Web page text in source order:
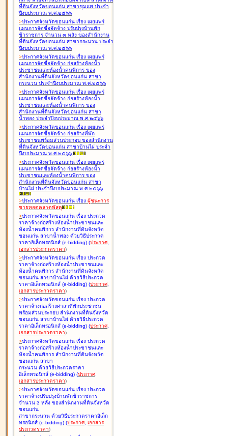
ที่ดินจังหวัดขอนแก่น สาขาชุมแพ ประจำ
ปีงบประมาณ พ.ศ.๒๕๖๖
>ประกาศจังหวัดขอนแก่น เรื่อง เผยแพร่
แผนการจัดซื้อจัดจ้าง ปรับปรุงบ้านพัก
ข้าราชการ จำนวน ๓ หลัง ของสำนักงาน
ที่ดินจังหวัดขอนแก่น สาขากระนวน ประจำ
ปีงบประมาณ พ.ศ.๒๕๖๖
>ประกาศจังหวัดขอนแก่น เรื่อง เผยแพร่
แผนการจัดซื้อจัดจ้าง ก่อสร้างห้องน้ำ
ประชาชนและห้องน้ำคนพิการ ของ
สำนักงานที่ดินจังหวัดขอนแก่น สาขา
กระนวน ประจำปีงบประมาณ พ.ศ.๒๕๖๖
>ประกาศจังหวัดขอนแก่น เรื่อง เผยแพร่
แผนการจัดซื้อจัดจ้าง ก่อสร้างห้องน้ำ
ประชาชนและห้องน้ำคนพิการ ของ
สำนักงานที่ดินจังหวัดขอนแก่น สาขา
น้ำพอง ประจำปีงบประมาณ พ.ศ.๒๕๖๖
>ประกาศจังหวัดขอนแก่น เรื่อง เผยแพร่
แผนการจัดซื้อจัดจ้าง ก่อสร้างที่พัก
ประชาชนพร้อมส่วนประกอบ ของสำนักงาน
ที่ดินจังหวัดขอนแก่น สาขาบ้านไผ่ ประจำ
ปีงบประมาณ พ.ศ.๒๕๖๖
>ประกาศจังหวัดขอนแก่น เรื่อง เผยแพร่
แผนการจัดซื้อจัดจ้าง ก่อสร้างห้องน้ำ
ประชาชนและห้องน้ำคนพิการ ของ
สำนักงานที่ดินจังหวัดขอนแก่น สาขา
บ้านไผ่ ประจำปีงบประมาณ พ.ศ.๒๕๖๖
>ประกาศจังหวัดขอนแก่น เรื่อง ผู้ชนะการ
ขายทอดตลาดพัสดุ
>ประกาศจังหวัดขอนแก่น เรื่อง ประกวด
ราคาจ้างก่อสร้างห้องน้ำประชาชนและ
ห้องน้ำคนพิการ สำนักงานที่ดินจังหวัด
ขอนแก่น สาขาน้ำพอง ด้วยวิธีประกวด
ราคาอิเล็กทรอนิกส์ (e-bidding) (ประกาศ,
เอกสารประกวดราคา)
>ประกาศจังหวัดขอนแก่น เรื่อง ประกวด
ราคาจ้างก่อสร้างห้องน้ำประชาชนและ
ห้องน้ำคนพิการ สำนักงานที่ดินจังหวัด
ขอนแก่น สาขาบ้านไผ่ ด้วยวิธีประกวด
ราคาอิเล็กทรอนิกส์ (e-bidding) (ประกาศ,
เอกสารประกวดราคา)
>ประกาศจังหวัดขอนแก่น เรื่อง ประกวด
ราคาจ้างก่อสร้างศาลาที่พักประชาชน
พร้อมส่วนประกอบ สำนักงานที่ดินจังหวัด
ขอนแก่น สาขาบ้านไผ่ ด้วยวิธีประกวด
ราคาอิเล็กทรอนิกส์ (e-bidding) (ประกาศ,
เอกสารประกวดราคา)
>ประกาศจังหวัดขอนแก่น เรื่อง ประกวด
ราคาจ้างก่อสร้างห้องน้ำประชาชนและ
ห้องน้ำคนพิการ สำนักงานที่ดินจังหวัด
ขอนแก่น สาขา
กระนวน ด้วยวิธีประกวดราคา
อิเล็กทรอนิกส์ (e-bidding) (ประกาศ,
เอกสารประกวดราคา)
>ประกาศจังหวัดขอนแก่น เรื่อง ประกวด
ราคาจ้างปรับปรุงบ้านพักข้าราชการ
จำนวน 3 หลัง ของสำนักงานที่ดินจังหวัด
ขอนแก่น
สาขากระนวน ด้วยวิธีประกวดราคาอิเล็ก
ทรอนิกส์ (e-bidding) (ประกาศ, เอกสาร
ประกวดราคา)